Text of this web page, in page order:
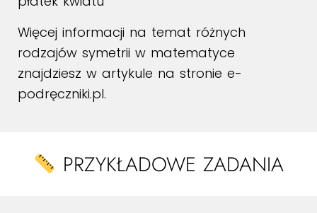
Więcej informacji na temat różnych
rodzajów symetrii w matematyce
znajdziesz w artykule na stronie e-
podręczniki.pl.
PRZYKŁADOWE ZADANIA